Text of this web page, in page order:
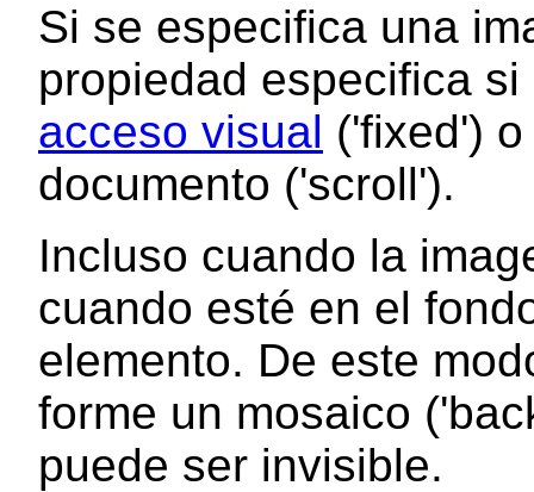
Si se especifica una
propiedad especifica
acceso visual ('fixed')
documento ('scroll').
Incluso cuando la
cuando esté en el
elemento. De este
forme un mosaico
puede ser invisible.